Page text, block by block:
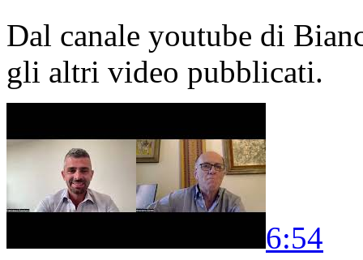
Dal canale youtube di
gli altri video pubblicati.
6:54